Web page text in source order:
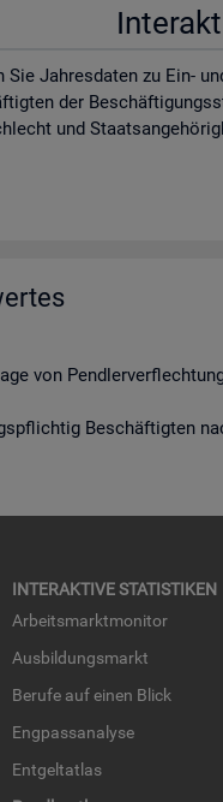
Sie Jah­res­da­ten zu Ein-
der
und
von
Beschäftigten
IN­TER­AK­TI­VE STA­TIS­TI­KEN
Ar­beits­markt­mo­ni­tor
Aus­bil­dungs­markt
Be­ru­fe auf einen Blick
Eng­pass­ana­ly­se
Ent­gel­t­at­las